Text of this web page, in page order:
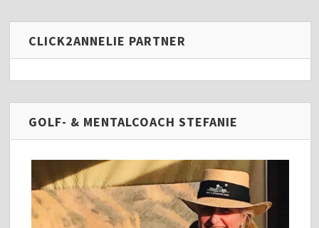
CLICK2ANNELIE PARTNER
GOLF- & MENTALCOACH STEFANIE